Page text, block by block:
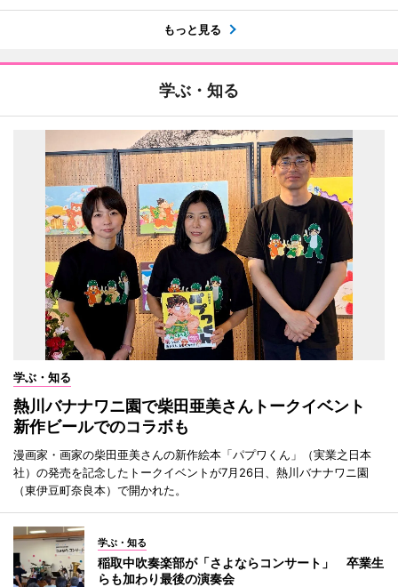
もっと見る
学ぶ・知る
学ぶ・知る
熱川バナナワニ園で柴田亜美さんトークイベント
新作ビールでのコラボも
漫画家・画家の柴田亜美さんの新作絵本「パプワくん」（実業之日本
社）の発売を記念したトークイベントが7月26日、熱川バナナワニ園
（東伊豆町奈良本）で開かれた。
学ぶ・知る
稲取中吹奏楽部が「さよならコンサート」 卒業生
らも加わり最後の演奏会